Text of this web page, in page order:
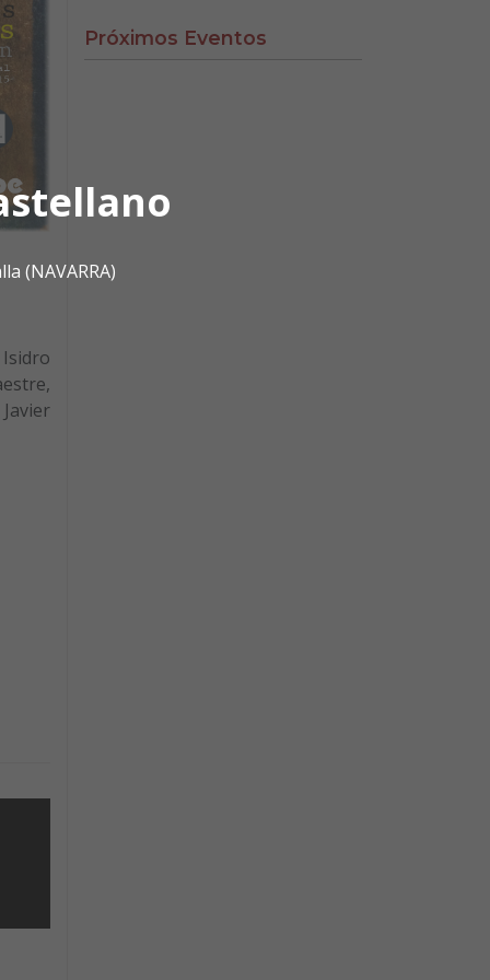
(NAVARRA)
Próximos Eventos